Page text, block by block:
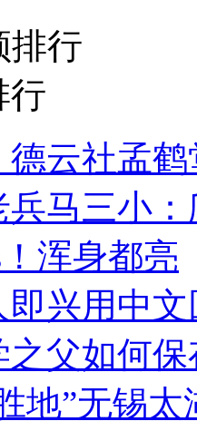
排行
行
德云社孟
马三小
浑身都亮
即兴用中
之父如何
地”无锡